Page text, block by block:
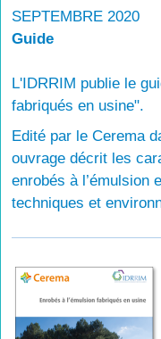
SEPTEMBRE 2020
Guide
L'IDRRIM publie le
fabriqués en usine".
Edité par le Cerema
ouvrage décrit les
enrobés à l’émulsion
techniques et